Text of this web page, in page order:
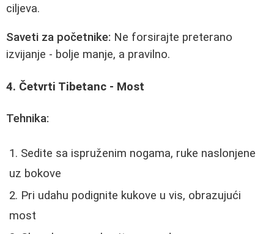
ciljeva.
Saveti za početnike: Ne forsirajte preterano
izvijanje - bolje manje, a pravilno.
4. Četvrti Tibetanc - Most
Tehnika:
Sedite sa ispruženim nogama, ruke naslonjene
uz bokove
Pri udahu podignite kukove u vis, obrazujući
most